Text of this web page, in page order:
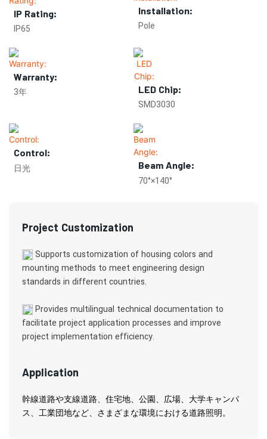
IP Rating:
IP65
Installation:
Pole
Warranty:
3年 LED Chip:
SMD3030
Control:
日光 Beam Angle:
70°×140°
Project Customization
Supports customization of housing colors and
mounting methods to meet engineering design
standards in different countries.
Provides multilingual technical documentation to
facilitate project application processes and improve
project implementation efficiency.
Application
幹線道路や支線道路、住宅地、公園、広場、大学キャンパ
ス、工業団地など、さまざまな環境における道路照明。